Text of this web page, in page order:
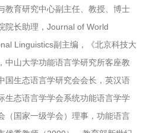
教育研究中心副主任、教授、博士
院长助理，Journal of World
Linguistics副主编，《北京科技大
中山大学功能语言学研究所客座教
国生态语言学研究会会长，英汉语
生态语言学学会系统功能语言学学
（国家一级学会）理事，功能语言